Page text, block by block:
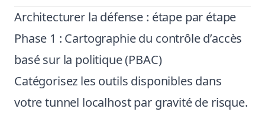
Architecturer la défense : étape par étape
Phase 1 : Cartographie du contrôle d’accès
basé sur la politique (PBAC)
Catégorisez les outils disponibles dans
votre tunnel localhost par gravité de risque.